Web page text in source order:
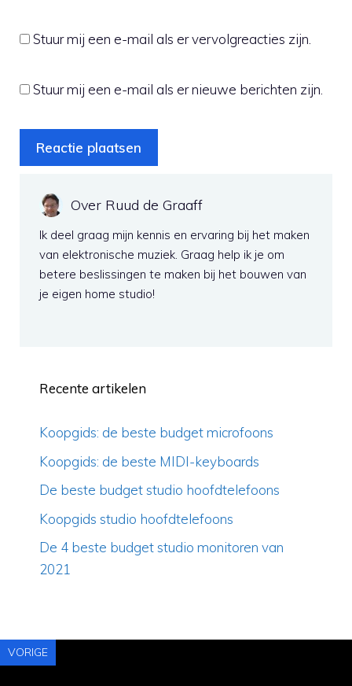
Stuur mij een e-mail als er vervolgreacties zijn.
Stuur mij een e-mail als er nieuwe berichten zijn.
Over Ruud de Graaff
Ik deel graag mijn kennis en ervaring bij het maken
van elektronische muziek. Graag help ik je om
betere beslissingen te maken bij het bouwen van
je eigen home studio!
Recente artikelen
Koopgids: de beste budget microfoons
Koopgids: de beste MIDI-keyboards
De beste budget studio hoofdtelefoons
Koopgids studio hoofdtelefoons
De 4 beste budget studio monitoren van
2021
VORIGE